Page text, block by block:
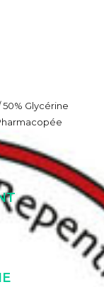
Glycérine